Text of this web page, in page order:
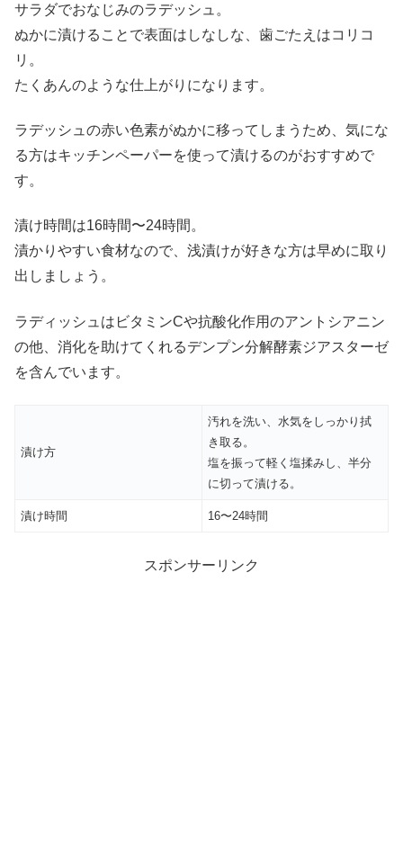
サラダでおなじみのラデッシュ。
ぬかに漬けることで表面はしなしな、歯ごたえはコリコ
リ。
たくあんのような仕上がりになります。
ラデッシュの赤い色素がぬかに移ってしまうため、気にな
る方はキッチンペーパーを使って漬けるのがおすすめで
す。
漬け時間は16時間〜24時間。
漬かりやすい食材なので、浅漬けが好きな方は早めに取り
出しましょう。
ラディッシュはビタミンCや抗酸化作用のアントシアニン
の他、消化を助けてくれるデンプン分解酵素ジアスターゼ
を含んでいます。
漬け方
汚れを洗い、水気をしっかり拭
き取る。
塩を振って軽く塩揉みし、半分
に切って漬ける。
漬け時間 16〜24時間
スポンサーリンク